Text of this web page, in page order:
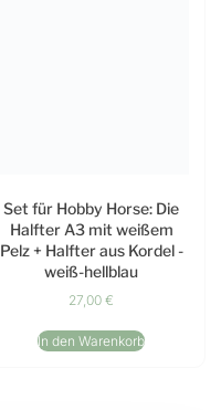
Set für Hobby Horse: Die
Halfter A3 mit weißem
Pelz + Halfter aus Kordel -
weiß-hellblau
27,00€
In den Warenkorb